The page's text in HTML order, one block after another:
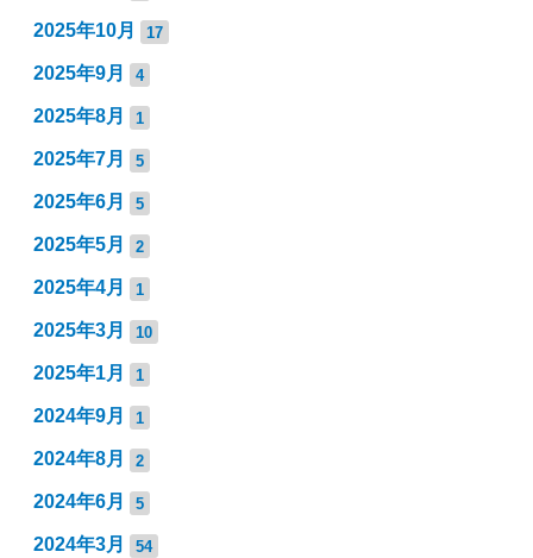
2025年10月 17
2025年9月 4
2025年8月 1
2025年7月 5
2025年6月 5
2025年5月 2
2025年4月 1
2025年3月 10
2025年1月 1
2024年9月 1
2024年8月 2
2024年6月 5
2024年3月 54